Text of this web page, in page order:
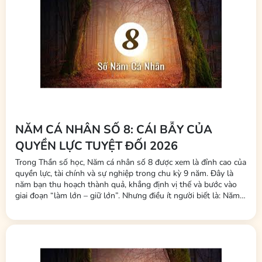
NĂM CÁ NHÂN SỐ 8: CÁI BẪY CỦA
QUYỀN LỰC TUYỆT ĐỐI 2026
Trong Thần số học, Năm cá nhân số 8 được xem là đỉnh cao của
quyền lực, tài chính và sự nghiệp trong chu kỳ 9 năm. Đây là
năm bạn thu hoạch thành quả, khẳng định vị thế và bước vào
giai đoạn “làm lớn – giữ lớn”. Nhưng điều ít người biết là: Năm
cách bạn giữ năng lượng, giữ phúc và giữ cân...